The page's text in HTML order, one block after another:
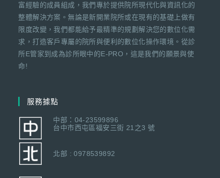
富經驗的成員組成，我們專於提供院所現代化與資訊化的
整體解決方案。無論是新開業院所或在現有的基礎上做有
限度改變，我們都能給予最精準的規劃解決您的數位化需
求，打造客戶專屬的院所與便利的數位化操作環境。從診
所E管家到成為診所眼中的E-PRO，這是我們的願景與使
命!
服務據點
中部：04-23599896
台中市西屯區福安三街 21之3 號
北部 : 0978539892